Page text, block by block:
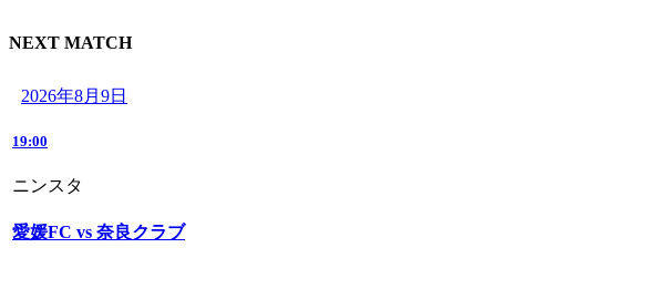
NEXT MATCH
2026年8月9日
19:00
ニンスタ
愛媛FC vs 奈良クラブ